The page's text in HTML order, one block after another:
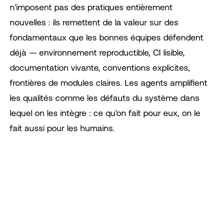
n'imposent pas des pratiques entièrement
nouvelles : ils remettent de la valeur sur des
fondamentaux que les bonnes équipes défendent
déjà — environnement reproductible, CI lisible,
documentation vivante, conventions explicites,
frontières de modules claires. Les agents amplifient
les qualités comme les défauts du système dans
lequel on les intègre : ce qu'on fait pour eux, on le
fait aussi pour les humains.